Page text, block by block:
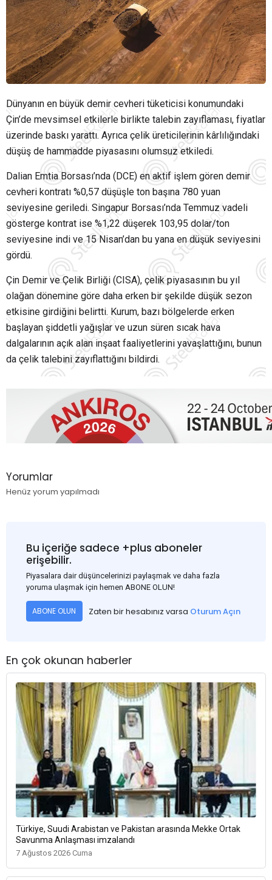
Dünyanın en büyük demir cevheri tüketicisi konumundaki
Çin’de mevsimsel etkilerle birlikte talebin zayıflaması, fiyatlar
üzerinde baskı yarattı. Ayrıca çelik üreticilerinin kârlılığındaki
düşüş de hammadde piyasasını olumsuz etkiledi.
Dalian Emtia Borsası’nda (DCE) en aktif işlem gören demir
cevheri kontratı %0,57 düşüşle ton başına 780 yuan
seviyesine geriledi. Singapur Borsası’nda Temmuz vadeli
gösterge kontrat ise %1,22 düşerek 103,95 dolar/ton
seviyesine indi ve 15 Nisan’dan bu yana en düşük seviyesini
gördü.
Çin Demir ve Çelik Birliği (CISA), çelik piyasasının bu yıl
olağan dönemine göre daha erken bir şekilde düşük sezon
etkisine girdiğini belirtti. Kurum, bazı bölgelerde erken
başlayan şiddetli yağışlar ve uzun süren sıcak hava
dalgalarının açık alan inşaat faaliyetlerini yavaşlattığını, bunun
da çelik talebini zayıflattığını bildirdi.
Yorumlar
Henüz yorum yapılmadı
Bu içeriğe sadece +plus aboneler
erişebilir.
Piyasalara dair düşüncelerinizi paylaşmak ve daha fazla
yoruma ulaşmak için hemen ABONE OLUN!
ABONE OLUN Zaten bir hesabınız varsa Oturum Açın
En çok okunan haberler
Türkiye, Suudi Arabistan ve Pakistan arasında Mekke Ortak
Savunma Anlaşması imzalandı
7 Ağustos 2026 Cuma